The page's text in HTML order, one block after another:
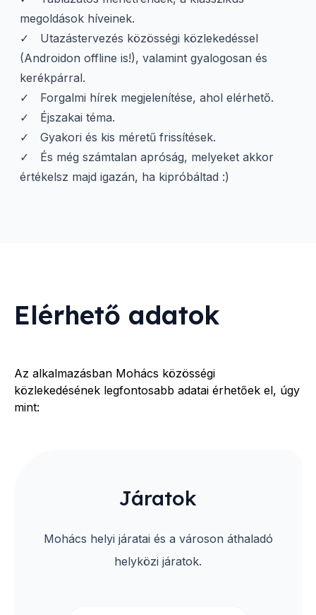
megoldások híveinek.
Utazástervezés közösségi közlekedéssel
(Androidon offline is!), valamint gyalogosan és
kerékpárral.
Forgalmi hírek megjelenítése, ahol elérhető.
Éjszakai téma.
Gyakori és kis méretű frissítések.
És még számtalan apróság, melyeket akkor
értékelsz majd igazán, ha kipróbáltad :)
Elérhető adatok
Az alkalmazásban Mohács közösségi
közlekedésének legfontosabb adatai érhetőek el, úgy
mint:
Járatok
Mohács helyi járatai és a városon áthaladó
helyközi járatok.